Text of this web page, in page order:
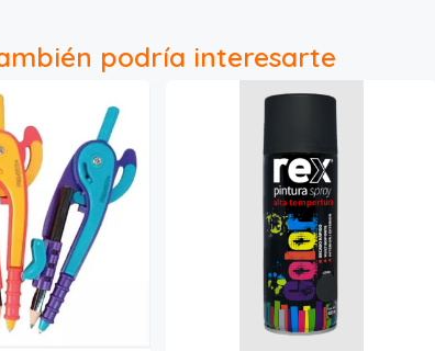
podría interesarte